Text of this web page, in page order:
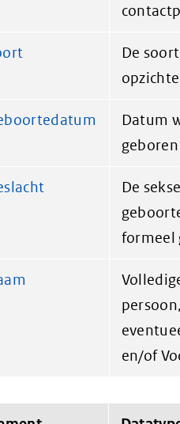
De
Datum
De
formeel
en/of